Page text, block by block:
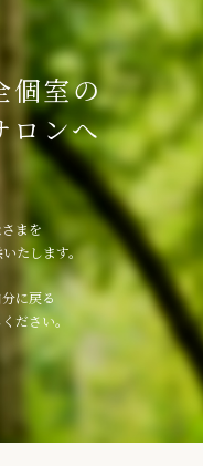
個室の
ロンへ
まを
たします。
に戻る
ださい。